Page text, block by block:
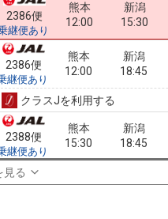
2386便
継便あり
熊本
12:00
新潟
15:30
2386便
継便あり
熊本
12:00
新潟
18:45
クラスJを利用する
2388便
継便あり
熊本
15:30
新潟
18:45
クラスJを利用する
見る